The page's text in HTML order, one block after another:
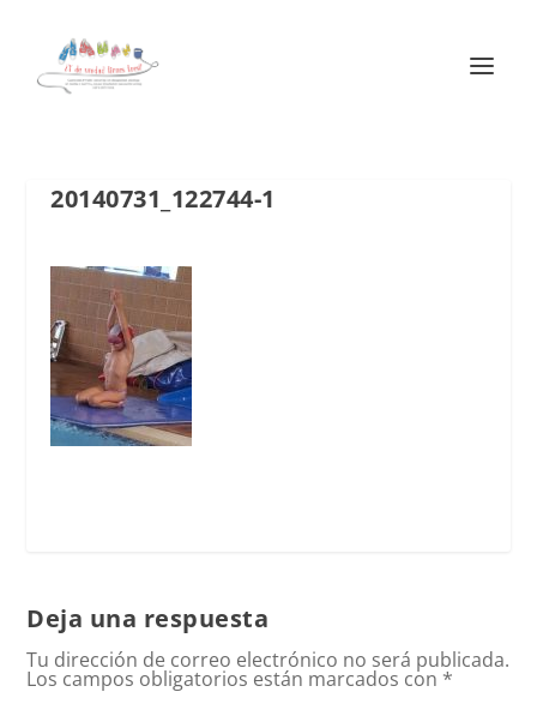
20140731_122744-1
Deja una respuesta
Tu dirección de correo electrónico no será publicada.
Los campos obligatorios están marcados con *